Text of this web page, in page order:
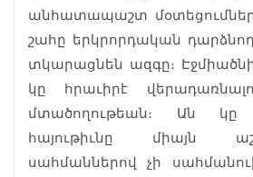
անհատապաշտ
շահը երկրորդական դարձնող
տկարացնեն ազգը։
կը հրաւիրէ
մտածողութեան։ Ան կը
հայութիւնը միայն
սահմաններով չի